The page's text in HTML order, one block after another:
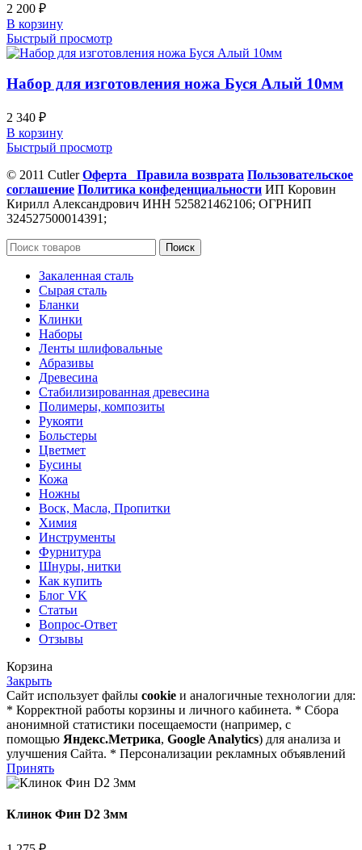
2 200 ₽
В корзину
Быстрый просмотр
Набор для изготовления ножа Буся Алый 10мм
2 340 ₽
В корзину
Быстрый просмотр
© 2011 CutlerОферта Правила возврата Пользовательское
соглашение Политика конфеденциальности ИП Коровин
Кирилл Александрович ИНН 525821462106; ОГРНИП
324527500014391;
Поиск
Закаленная сталь
Сырая сталь
Бланки
Клинки
Наборы
Ленты шлифовальные
Абразивы
Древесина
Стабилизированная древесина
Полимеры, композиты
Рукояти
Больстеры
Цветмет
Бусины
Кожа
Ножны
Воск, Масла, Пропитки
Химия
Инструменты
Фурнитура
Шнуры, нитки
Как купить
Блог VK
Статьи
Вопрос-Ответ
Отзывы
Корзина
Закрыть
Сайт использует файлы cookie и аналогичные технологии для:
* Корректной работы корзины и личного кабинета. * Сбора
анонимной статистики посещаемости (например, с
помощью Яндекс.Метрика, Google Analytics) для анализа и
улучшения Сайта. * Персонализации рекламных объявлений
Принять
Клинок Фин D2 3мм